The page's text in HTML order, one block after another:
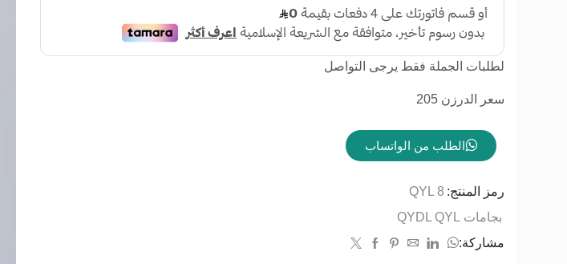
لطلبات الجملة فقط يرجى التواصل
سعر الدرزن 205
الطلب من الواتساب
رمز المنتج: QYL 8
بجامات QYDL QYL
مشاركة: